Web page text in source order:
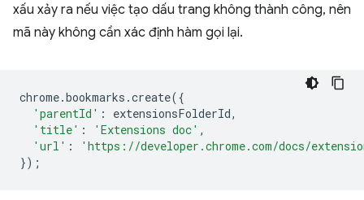
xấu xảy ra nếu việc tạo dấu trang không thành công, nên
mã này không cần xác định hàm gọi lại.
chrome.bookmarks .create({
'parentId' : extensionsFolderId,
'title' : 'Extensions doc' ,
'url' :
'https://developer.chrome.com/docs/
});